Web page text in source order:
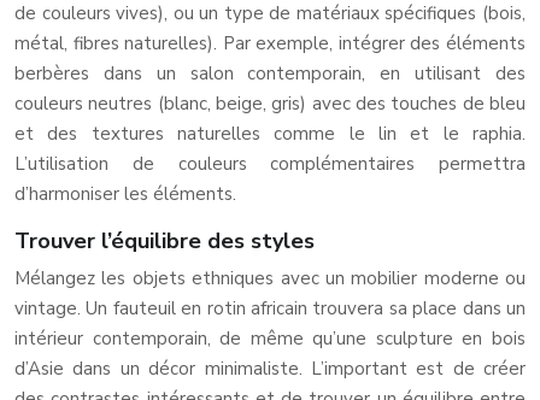
de couleurs vives), ou un type de matériaux spécifiques (bois,
métal, fibres naturelles). Par exemple, intégrer des éléments
berbères dans un salon contemporain, en utilisant des
couleurs neutres (blanc, beige, gris) avec des touches de bleu
et des textures naturelles comme le lin et le raphia.
L’utilisation de couleurs complémentaires permettra
d’harmoniser les éléments.
Trouver l’équilibre des styles
Mélangez les objets ethniques avec un mobilier moderne ou
vintage. Un fauteuil en rotin africain trouvera sa place dans un
intérieur contemporain, de même qu’une sculpture en bois
d’Asie dans un décor minimaliste. L’important est de créer